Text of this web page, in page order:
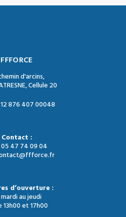
FFFORCE
d'arcins,
Cellule 20
876 407 00048
Contact :
05 47 74 09 04
d’ouverture :
au jeudi
13h00 et 17h00